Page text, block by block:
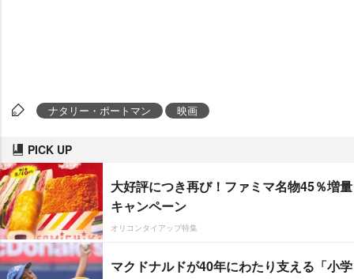
ナタリー・ポートマン 映画
PICK UP
大好評につき再び！ファミマ名物45％増量
キャンペーン
オリコンタイアップ特集
マクドナルドが40年にわたり支える「小学